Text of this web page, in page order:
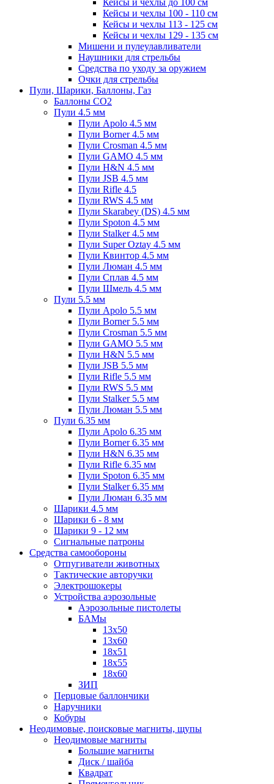
Кейсы и чехлы 100 - 110 см
Кейсы и чехлы 113 - 125 см
Кейсы и чехлы 129 - 135 см
Мишени и пулеулавливатели
Наушники для стрельбы
Средства по уходу за оружием
Очки для стрельбы
Пули, Шарики, Баллоны, Газ
Баллоны CO2
Пули 4.5 мм
Пули Apolo 4.5 мм
Пули Borner 4.5 мм
Пули Crosman 4.5 мм
Пули GAMO 4.5 мм
Пули H&N 4.5 мм
Пули JSB 4.5 мм
Пули Rifle 4.5
Пули RWS 4.5 мм
Пули Skarabey (DS) 4.5 мм
Пули Spoton 4.5 мм
Пули Stalker 4.5 мм
Пули Super Oztay 4.5 мм
Пули Квинтор 4.5 мм
Пули Люман 4.5 мм
Пули Сплав 4.5 мм
Пули Шмель 4.5 мм
Пули 5.5 мм
Пули Apolo 5.5 мм
Пули Borner 5.5 мм
Пули Crosman 5.5 мм
Пули GAMO 5.5 мм
Пули H&N 5.5 мм
Пули JSB 5.5 мм
Пули Rifle 5.5 мм
Пули RWS 5.5 мм
Пули Stalker 5.5 мм
Пули Люман 5.5 мм
Пули 6.35 мм
Пули Apolo 6.35 мм
Пули Borner 6.35 мм
Пули H&N 6.35 мм
Пули Rifle 6.35 мм
Пули Spoton 6.35 мм
Пули Stalker 6.35 мм
Пули Люман 6.35 мм
Шарики 4.5 мм
Шарики 6 - 8 мм
Шарики 9 - 12 мм
Сигнальные патроны
Средства самообороны
Отпугиватели животных
Тактические авторучки
Электрошокеры
Устройства аэрозольные
Аэрозольные пистолеты
БАМы
13х50
13х60
18х51
18х55
18х60
ЗИП
Перцовые баллончики
Наручники
Кобуры
Неодимовые, поисковые магниты, щупы
Неодимовые магниты
Большие магниты
Диск / шайба
Квадрат